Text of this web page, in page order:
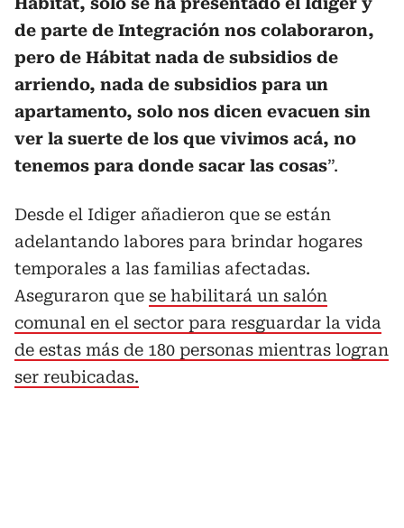
de parte de Integración nos colaboraron,
pero de Hábitat nada de subsidios de
arriendo, nada de subsidios para un
apartamento, solo nos dicen evacuen sin
ver la suerte de los que vivimos acá, no
tenemos para donde sacar las cosas”.
Desde el Idiger añadieron que se están
adelantando labores para brindar hogares
temporales a las familias afectadas.
Aseguraron que se habilitará un salón
comunal en el sector para resguardar la vida
de estas más de 180 personas mientras logran
ser reubicadas.